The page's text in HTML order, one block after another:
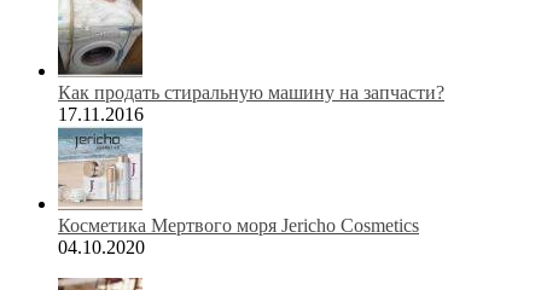
Как продать стиральную машину на запчасти?
17.11.2016
Косметика Мертвого моря Jericho Cosmetics
04.10.2020